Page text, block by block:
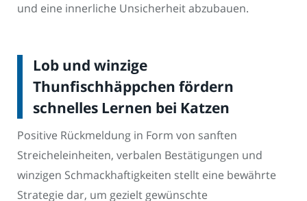
und eine innerliche Unsicherheit abzubauen.
Lob und winzige
Thunfischhäppchen fördern
schnelles Lernen bei Katzen
Positive Rückmeldung in Form von sanften
Streicheleinheiten, verbalen Bestätigungen und
winzigen Schmackhaftigkeiten stellt eine bewährte
Strategie dar, um gezielt gewünschte